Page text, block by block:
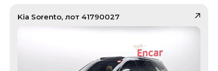
Kia Sorento, лот 41790027